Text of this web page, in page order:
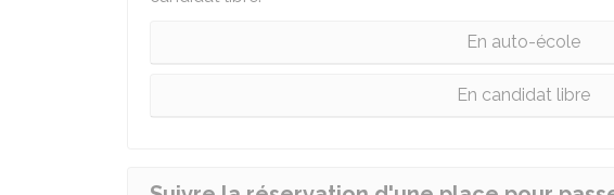
En auto-école
En candidat libre